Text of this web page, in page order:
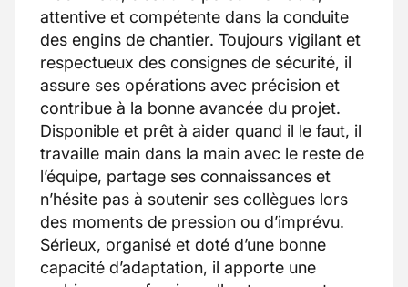
attentive et compétente dans la conduite
des engins de chantier. Toujours vigilant et
respectueux des consignes de sécurité, il
assure ses opérations avec précision et
contribue à la bonne avancée du projet.
Disponible et prêt à aider quand il le faut, il
travaille main dans la main avec le reste de
l’équipe, partage ses connaissances et
n’hésite pas à soutenir ses collègues lors
des moments de pression ou d’imprévu.
Sérieux, organisé et doté d’une bonne
capacité d’adaptation, il apporte une